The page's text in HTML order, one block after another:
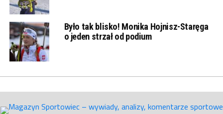
Było tak blisko! Monika Hojnisz-Staręga
o jeden strzał od podium